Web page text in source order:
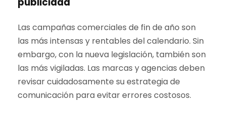
Las campañas comerciales de fin de año son
las más intensas y rentables del calendario. Sin
embargo, con la nueva legislación, también son
las más vigiladas. Las marcas y agencias deben
revisar cuidadosamente su estrategia de
comunicación para evitar errores costosos.